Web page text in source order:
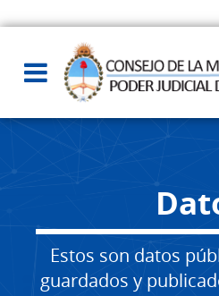
Estos son datos
guardados y